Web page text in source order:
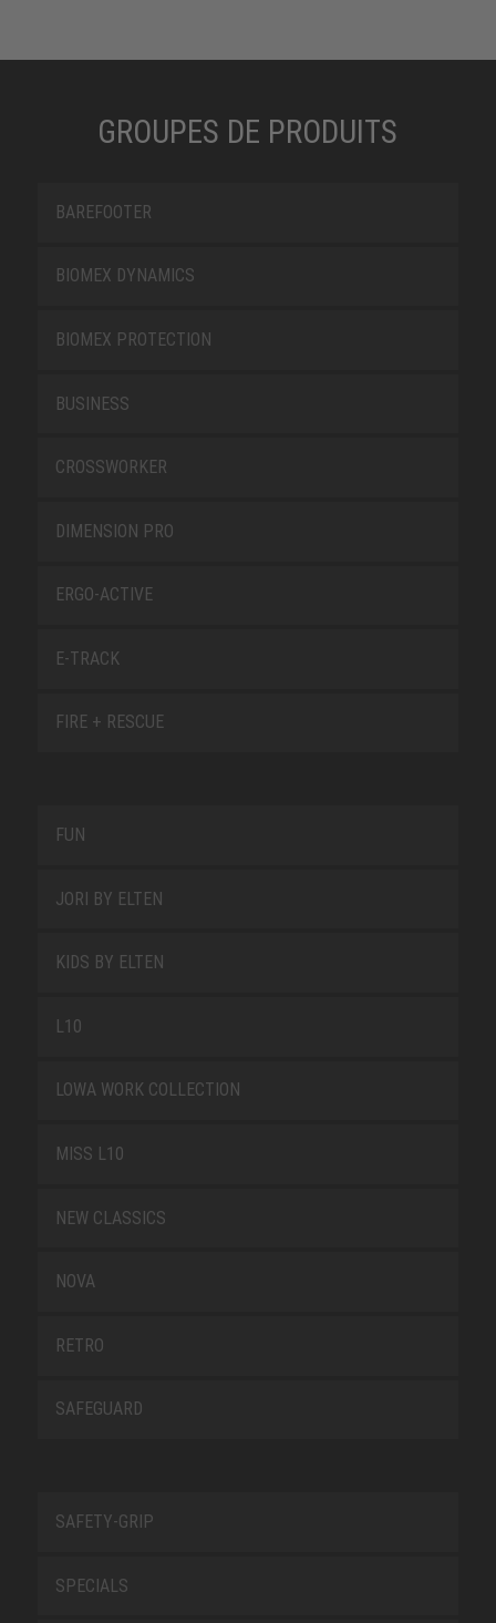
GROUPES DE PRODUITS
BAREFOOTER
BIOMEX DYNAMICS
BIOMEX PROTECTION
BUSINESS
CROSSWORKER
DIMENSION PRO
ERGO-ACTIVE
E-TRACK
FIRE + RESCUE
FUN
JORI BY ELTEN
KIDS BY ELTEN
L10
LOWA WORK COLLECTION
MISS L10
NEW CLASSICS
NOVA
RETRO
SAFEGUARD
SAFETY-GRIP
SPECIALS